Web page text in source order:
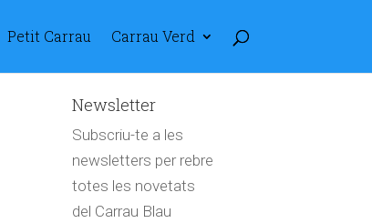
Petit Carrau Carrau Verd
Newsletter
Subscriu-te a les
newsletters per rebre
totes les novetats
del Carrau Blau